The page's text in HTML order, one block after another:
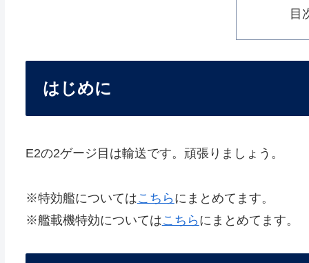
目
はじめに
E2の2ゲージ目は輸送です。頑張りましょう。
※特効艦についてはこちら にまとめてます。
※艦載機特効についてはこちら にまとめてます。